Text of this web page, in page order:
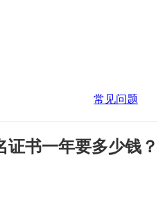
常见问题
证书一年要多少钱？